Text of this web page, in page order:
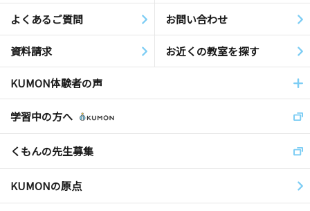
よくあるご質問 お問い合わせ
資料請求 お近くの教室を探す
KUMON体験者の声
学習中の方へ
くもんの先生募集
KUMONの原点